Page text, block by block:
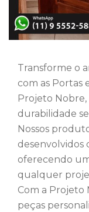
Transforme o
com as Portas
Projeto Nobre,
durabilidade
Nossos
desenvolvidos
oferecendo
qualquer
Com a Projeto
peças